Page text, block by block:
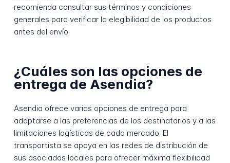
recomienda consultar sus términos y condiciones
generales para verificar la elegibilidad de los productos
antes del envío.
¿Cuáles son las opciones de
entrega de Asendia?
Asendia ofrece varias opciones de entrega para
adaptarse a las preferencias de los destinatarios y a las
limitaciones logísticas de cada mercado. El
transportista se apoya en las redes de distribución de
sus asociados locales para ofrecer máxima flexibilidad